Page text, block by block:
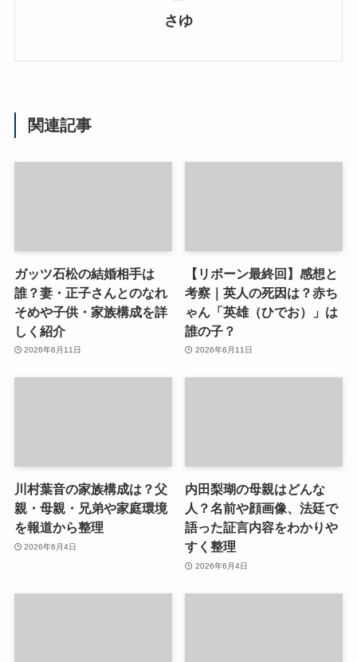
さゆ
関連記事
ガッツ石松の結婚相手は
誰？妻・正子さんとのなれ
そめや子供・家族構成を詳
しく紹介
2026年6月11日
【リボーン最終回】感想と
考察｜英人の死因は？赤ち
ゃん「英雄（ひでお）」は
誰の子？
2026年6月11日
川村葉音の家族構成は？父
親・母親・兄弟や家庭環境
を報道から整理
2026年6月4日
内田梨瑚の母親はどんな
人？名前や顔画像、法廷で
語った証言内容をわかりや
すく整理
2026年6月4日